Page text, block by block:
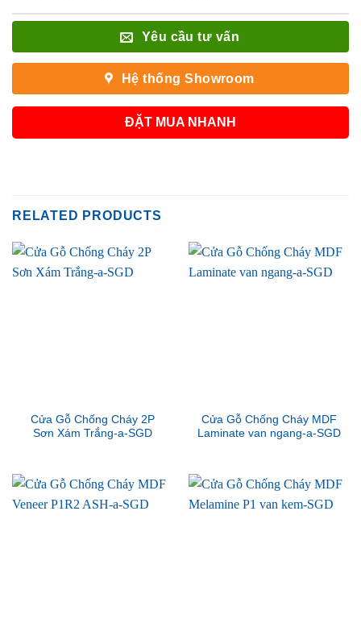
Yêu cầu tư vấn
Hệ thống Showroom
ĐẶT MUA NHANH
RELATED PRODUCTS
Cửa Gỗ Chống Cháy 2P
Sơn Xám Trắng-a-SGD
Cửa Gỗ Chống Cháy MDF
Laminate van ngang-a-SGD